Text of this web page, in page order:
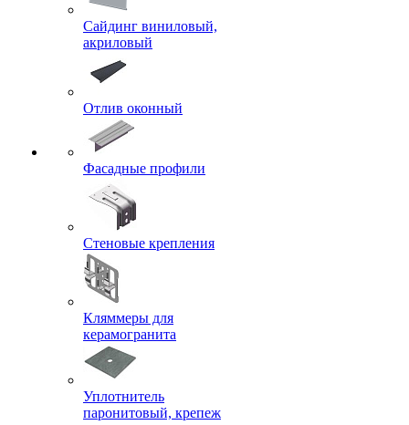
Сайдинг виниловый,
акриловый
Отлив оконный
Фасадные профили
Стеновые крепления
Кляммеры для
керамогранита
Уплотнитель
паронитовый, крепеж